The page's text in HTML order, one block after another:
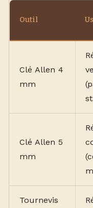
Outil
Clé Allen 4
mm
Clé Allen 5
mm
Tournevis